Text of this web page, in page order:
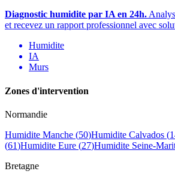
Diagnostic humidite par IA en 24h.
et recevez un rapport professionnel avec
Humidite
IA
Murs
Zones d'intervention
Normandie
Humidite Manche (50)Humidite Calvados (
(61)Humidite Eure (27)Humidite Seine-
Bretagne